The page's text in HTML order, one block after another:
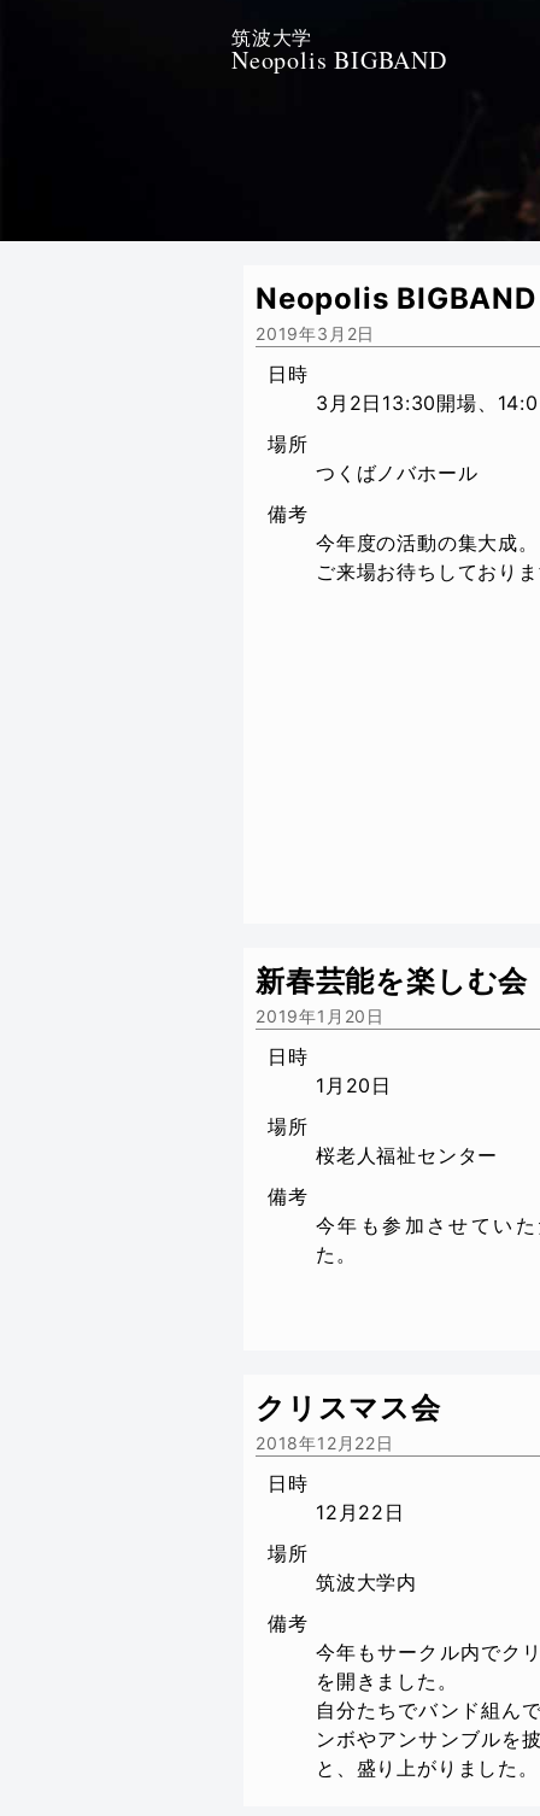
筑波大学
Neopolis BIGBAND
Neopolis
2019年3月2日
日時
3月2日13:30開場、
場所
つくばノバホール
備考
今年度の活動の集大成。
ご来場お待ちしており
新春芸能を楽しむ会
2019年1月20日
日時
1月20日
場所
桜老人福祉センター
備考
今年も参加させてい
た。
クリスマス会
2018年12月22日
日時
12月22日
場所
筑波大学内
備考
今年もサークル内でク
を開きました。
自分たちでバンド組ん
ンボやアンサンブルを
と、盛り上がりました。